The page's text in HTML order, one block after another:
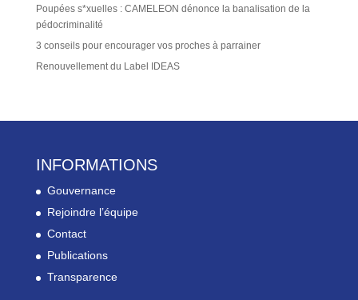
Poupées s*xuelles : CAMELEON dénonce la banalisation de la
pédocriminalité
3 conseils pour encourager vos proches à parrainer
Renouvellement du Label IDEAS
INFORMATIONS
Gouvernance
Rejoindre l’équipe
Contact
Publications
Transparence